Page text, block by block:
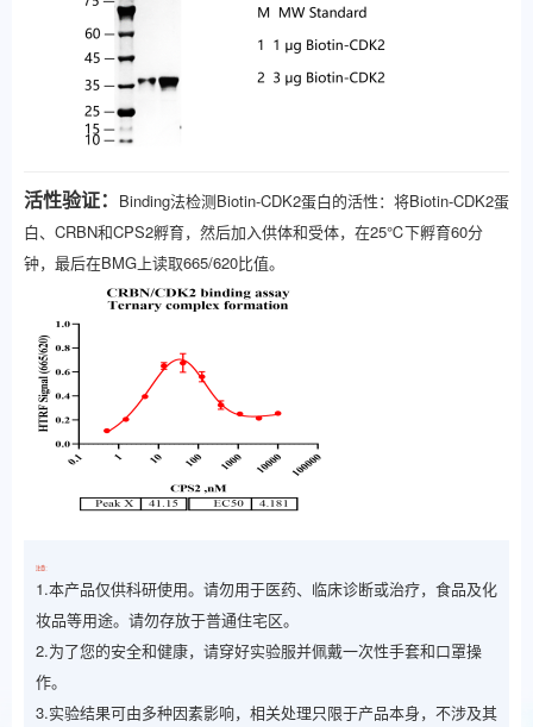
活性验证： Binding法检测Biotin-CDK2蛋白的活性： 将Biotin-CDK2蛋
白、CRBN和CPS2孵育，然后加入供体和受体，在25℃下孵育60分
钟，最后在BMG上读取665/620比值。
注意：
1.本产品仅供科研使用。请勿用于医药、临床诊断或治疗，食品及化
妆品等用途。请勿存放于普通住宅区。
2.为了您的安全和健康，请穿好实验服并佩戴一次性手套和口罩操
作。
3.实验结果可由多种因素影响，相关处理只限于产品本身，不涉及其